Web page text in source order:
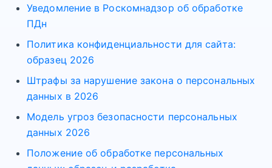
Уведомление в Роскомнадзор об обработке
ПДн
Политика конфиденциальности для сайта:
образец 2026
Штрафы за нарушение закона о персональных
данных в 2026
Модель угроз безопасности персональных
данных 2026
Положение об обработке персональных